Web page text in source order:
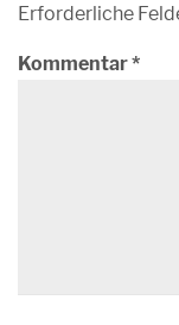
Erforderliche
Kommentar*